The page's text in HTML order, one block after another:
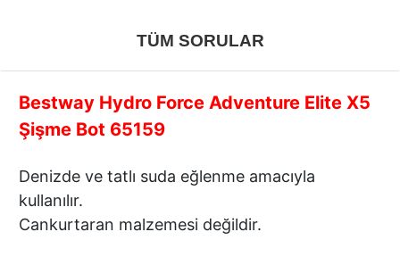
TÜM SORULAR
Bestway Hydro Force Adventure Elite X5
Şişme Bot 65159
Denizde ve tatlı suda eğlenme amacıyla
kullanılır.
Cankurtaran malzemesi değildir.